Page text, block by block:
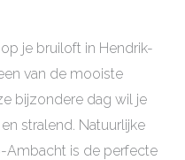
je bruiloft in Hendrik-
van de mooiste
bijzondere dag wil je
stralend. Natuurlijke
Ambacht is de perfecte